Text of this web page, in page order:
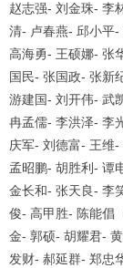
赵志强- 刘金珠- 李
清- 卢春燕- 邱小平-
高海勇- 王硕娜- 张
国民- 张国政- 张新
游建国- 刘开伟- 武
冉孟儒- 李洪泽- 李
庆军- 刘德富- 王维-
孟昭鹏- 胡胜利 - 谭
金长和- 张天良- 李
俊- 高甲胜- 陈能倡
金- 郭硕- 胡耀君-
发财- 郝延群- 郑忠